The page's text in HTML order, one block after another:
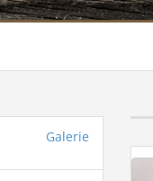
Galerie